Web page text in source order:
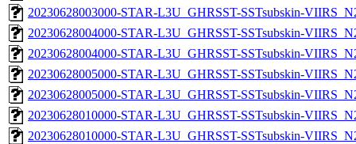
20230628003000-STAR-L3U_GHRSST-SSTsubskin-
20230628004000-STAR-L3U_GHRSST-SSTsubskin-
20230628004000-STAR-L3U_GHRSST-SSTsubskin-
20230628005000-STAR-L3U_GHRSST-SSTsubskin-
20230628005000-STAR-L3U_GHRSST-SSTsubskin-
20230628010000-STAR-L3U_GHRSST-SSTsubskin-
20230628010000-STAR-L3U_GHRSST-SSTsubskin-